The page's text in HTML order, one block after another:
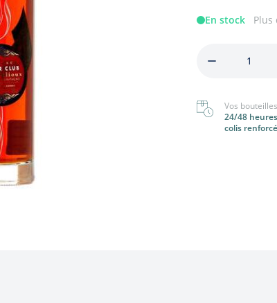
Etranger
Tout voir
En stock Plus
Vos
24/48 heures
colis renforcé